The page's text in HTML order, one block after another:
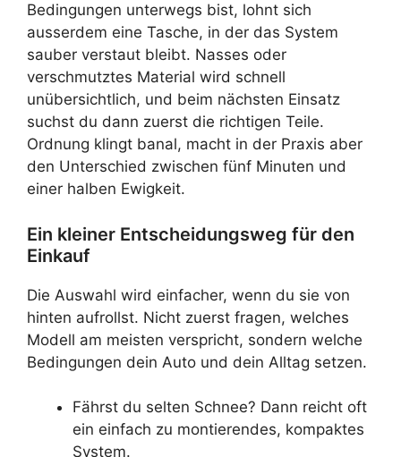
Bedingungen unterwegs bist, lohnt sich
ausserdem eine Tasche, in der das System
sauber verstaut bleibt. Nasses oder
verschmutztes Material wird schnell
unübersichtlich, und beim nächsten Einsatz
suchst du dann zuerst die richtigen Teile.
Ordnung klingt banal, macht in der Praxis aber
den Unterschied zwischen fünf Minuten und
einer halben Ewigkeit.
Ein kleiner Entscheidungsweg für den
Einkauf
Die Auswahl wird einfacher, wenn du sie von
hinten aufrollst. Nicht zuerst fragen, welches
Modell am meisten verspricht, sondern welche
Bedingungen dein Auto und dein Alltag setzen.
Fährst du selten Schnee? Dann reicht oft
ein einfach zu montierendes, kompaktes
System.